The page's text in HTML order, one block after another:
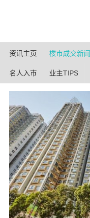
资讯主页 楼市成交新闻
名人入市 业主TIPS